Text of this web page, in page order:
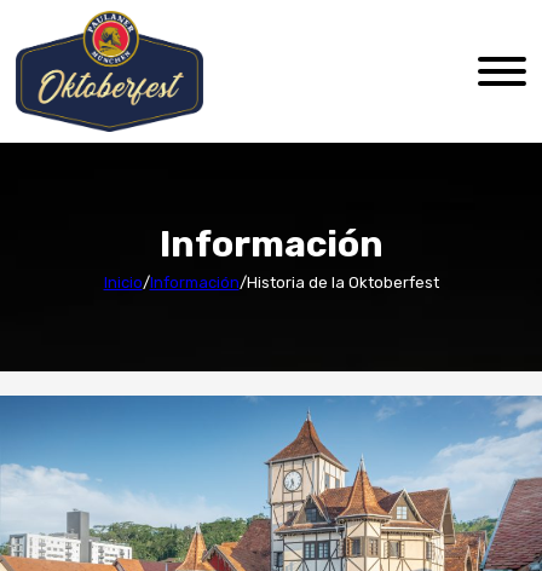
Información
Inicio/Información/Historia de la Oktoberfest